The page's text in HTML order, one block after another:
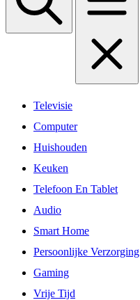
Televisie
Computer
Huishouden
Keuken
Telefoon En Tablet
Audio
Smart Home
Persoonlijke Verzorging
Gaming
Vrije Tijd